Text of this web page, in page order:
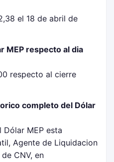
el 18 de abril de
MEP respecto al dia
respecto al cierre
completo del Dólar
MEP esta
Agente de Liquidacion
CNV, en